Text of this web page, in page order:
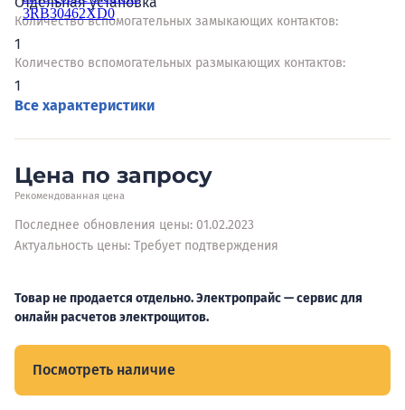
Количество вспомогательных замыкающих контактов:
1
Количество вспомогательных размыкающих контактов:
1
Все характеристики
Цена по запросу
Рекомендованная цена
Последнее обновления цены: 01.02.2023
Актуальность цены: Требует подтверждения
Товар не продается отдельно. Электропрайс — сервис для
онлайн расчетов электрощитов.
Посмотреть наличие